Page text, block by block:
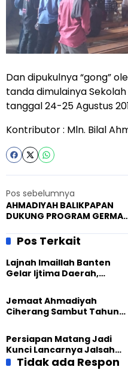
Dan dipukulnya “gong”
tanda dimulainya
tanggal 24-25 Agustus
Kontributor : Mln. Bilal
Pos sebelumnya
AHMADIYAH BALIKPAPAN
DUKUNG PROGRAM GERMAS
Pos Terkait
Lajnah Imaillah Banten
Gelar Ijtima Daerah,
Jemaat Ahmadiyah
Ciherang Sambut Tahun
Aksi Kebersihan
Persiapan Matang Jadi
Kunci Lancarnya Jalsah
Salanah 2025 di Bandung
Tidak ada Respon